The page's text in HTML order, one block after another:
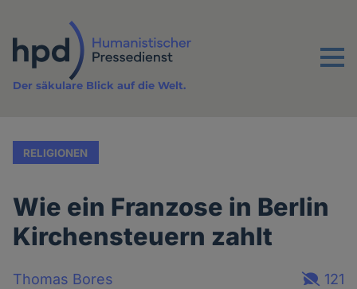
Inhalt
Menu
Der säkulare Blick auf die Welt.
RELIGIONEN
Wie ein Franzose in Berlin
Kirchensteuern zahlt
Thomas Bores
121